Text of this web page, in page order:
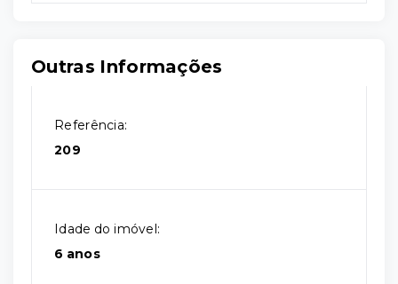
Outras Informações
Referência:
209
Idade do imóvel:
6 anos